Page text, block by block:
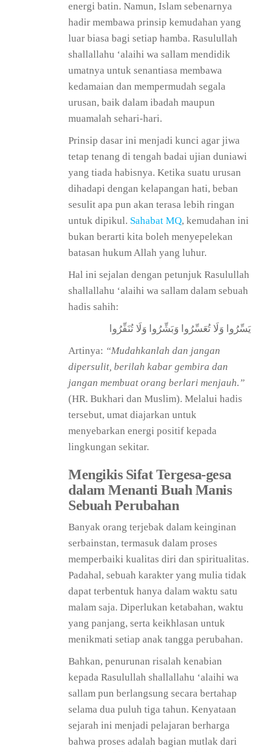
energi batin. Namun, Islam sebenarnya
hadir membawa prinsip kemudahan yang
luar biasa bagi setiap hamba. Rasulullah
shallallahu ‘alaihi wa sallam mendidik
umatnya untuk senantiasa membawa
kedamaian dan mempermudah segala
urusan, baik dalam ibadah maupun
muamalah sehari-hari.
Prinsip dasar ini menjadi kunci agar jiwa
tetap tenang di tengah badai ujian duniawi
yang tiada habisnya. Ketika suatu urusan
dihadapi dengan kelapangan hati, beban
sesulit apa pun akan terasa lebih ringan
untuk dipikul. Sahabat MQ, kemudahan ini
bukan berarti kita boleh menyepelekan
batasan hukum Allah yang luhur.
Hal ini sejalan dengan petunjuk Rasulullah
shallallahu ‘alaihi wa sallam dalam sebuah
hadis sahih:
يَسِّرُوا وَلَا تُعَسِّرُوا وَبَشِّرُوا وَلَا تُنَفِّرُوا
Artinya: “Mudahkanlah dan jangan
dipersulit, berilah kabar gembira dan
jangan membuat orang berlari menjauh.”
(HR. Bukhari dan Muslim). Melalui hadis
tersebut, umat diajarkan untuk
menyebarkan energi positif kepada
lingkungan sekitar.
Mengikis Sifat Tergesa-gesa
dalam Menanti Buah Manis
Sebuah Perubahan
Banyak orang terjebak dalam keinginan
serbainstan, termasuk dalam proses
memperbaiki kualitas diri dan spiritualitas.
Padahal, sebuah karakter yang mulia tidak
dapat terbentuk hanya dalam waktu satu
malam saja. Diperlukan ketabahan, waktu
yang panjang, serta keikhlasan untuk
menikmati setiap anak tangga perubahan.
Bahkan, penurunan risalah kenabian
kepada Rasulullah shallallahu ‘alaihi wa
sallam pun berlangsung secara bertahap
selama dua puluh tiga tahun. Kenyataan
sejarah ini menjadi pelajaran berharga
bahwa proses adalah bagian mutlak dari